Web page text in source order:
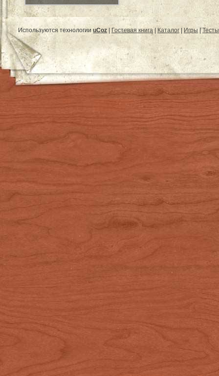
Используются технологии uCoz Гостевая книга| Каталог Игры |Тесты